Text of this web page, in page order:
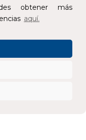
obtener más
aquí.